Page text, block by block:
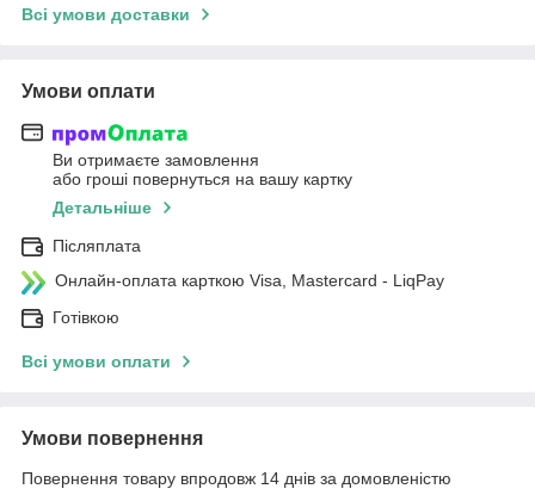
Всі умови доставки
Умови оплати
Ви отримаєте замовлення
або гроші повернуться на вашу картку
Детальніше
Післяплата
Онлайн-оплата карткою Visa, Mastercard - LiqPay
Готівкою
Всі умови оплати
Умови повернення
Повернення товару впродовж 14 днів за домовленістю